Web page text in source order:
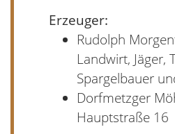
Erzeuger:
Rudolph
Landwirt, Jäger,
Spargelbauer
Dorfmetzger
Hauptstraße 16